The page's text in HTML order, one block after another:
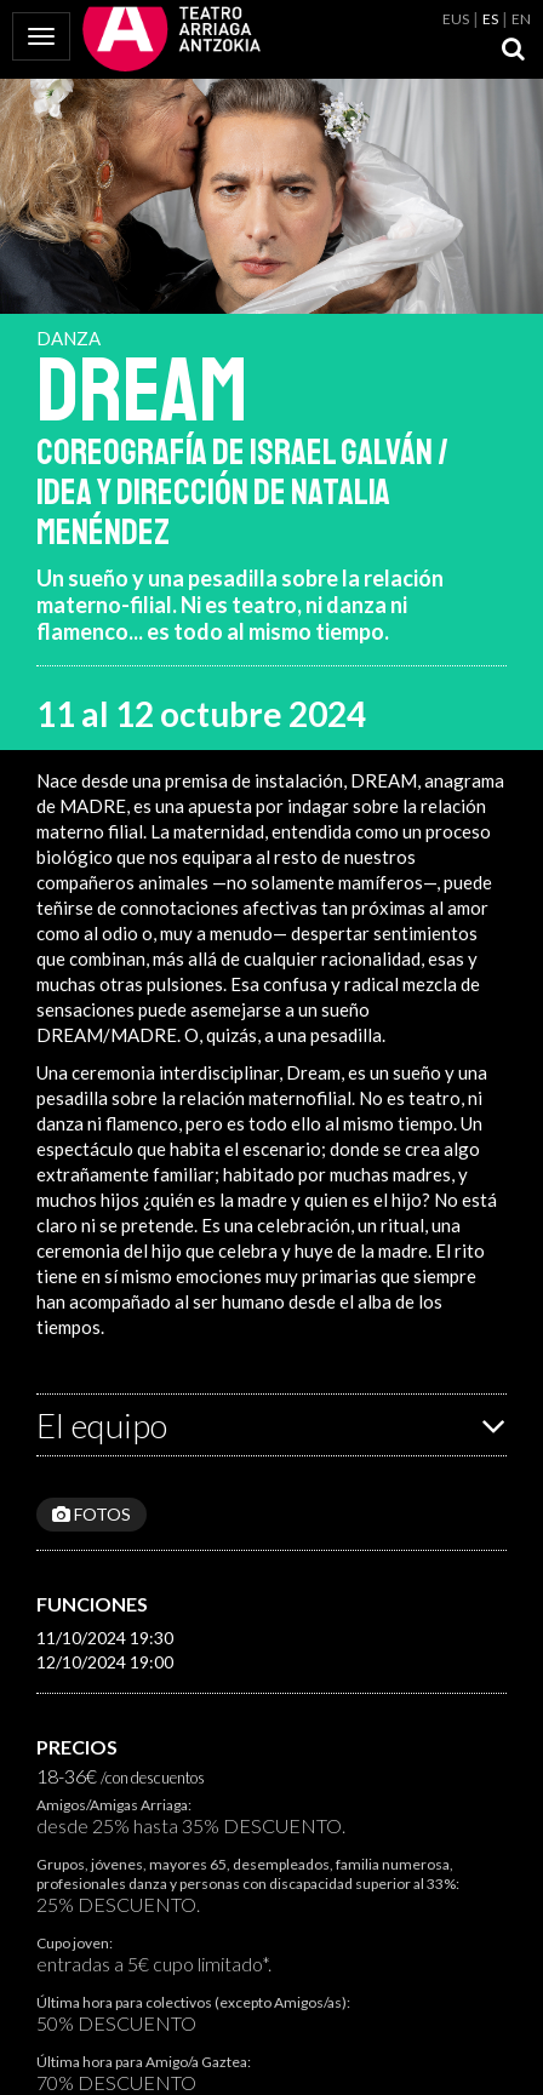
Mostrar Menú
EUS ES EN
DANZA
DREAM
COREOGRAFÍA DE ISRAEL GALVÁN /
IDEA Y DIRECCIÓN DE NATALIA
MENÉNDEZ
Un sueño y una pesadilla sobre la relación
materno-filial. Ni es teatro, ni danza ni
flamenco... es todo al mismo tiempo.
11 al 12 octubre 2024
Nace desde una premisa de instalación, DREAM, anagrama
de MADRE, es una apuesta por indagar sobre la relación
materno filial. La maternidad, entendida como un proceso
biológico que nos equipara al resto de nuestros
compañeros animales —no solamente mamíferos—, puede
teñirse de connotaciones afectivas tan próximas al amor
como al odio o, muy a menudo— despertar sentimientos
que combinan, más allá de cualquier racionalidad, esas y
muchas otras pulsiones. Esa confusa y radical mezcla de
sensaciones puede asemejarse a un sueño
DREAM/MADRE. O, quizás, a una pesadilla.
Una ceremonia interdisciplinar, Dream, es un sueño y una
pesadilla sobre la relación maternofilial. No es teatro, ni
danza ni flamenco, pero es todo ello al mismo tiempo. Un
espectáculo que habita el escenario; donde se crea algo
extrañamente familiar; habitado por muchas madres, y
muchos hijos ¿quién es la madre y quien es el hijo? No está
claro ni se pretende. Es una celebración, un ritual, una
ceremonia del hijo que celebra y huye de la madre. El rito
tiene en sí mismo emociones muy primarias que siempre
han acompañado al ser humano desde el alba de los
tiempos.
El equipo
FOTOS
FUNCIONES
11/10/2024 19:30
12/10/2024 19:00
PRECIOS
18-36€/con descuentos
Amigos/Amigas Arriaga:
desde 25% hasta 35% DESCUENTO.
Grupos, jóvenes, mayores 65, desempleados, familia numerosa,
profesionales danza y personas con discapacidad superior al 33%:
25% DESCUENTO.
Cupo joven:
entradas a 5€ cupo limitado*.
Última hora para colectivos (excepto Amigos/as):
50% DESCUENTO
Última hora para Amigo/a Gaztea:
70% DESCUENTO